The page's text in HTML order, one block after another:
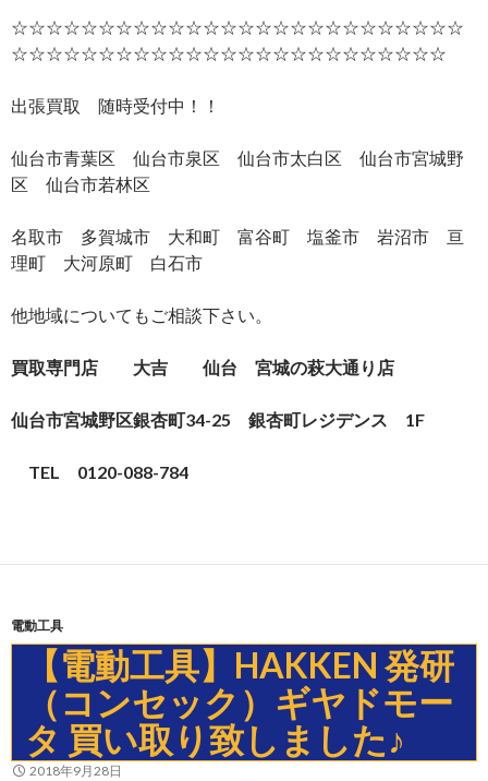
☆☆☆☆☆☆☆☆☆☆☆☆☆☆☆☆☆☆☆☆☆☆☆☆☆☆
☆☆☆☆☆☆☆☆☆☆☆☆☆☆☆☆☆☆☆☆☆☆☆☆☆
出張買取 随時受付中！！
仙台市青葉区 仙台市泉区 仙台市太白区 仙台市宮城野
区 仙台市若林区
名取市 多賀城市 大和町 富谷町 塩釜市 岩沼市 亘
理町 大河原町 白石市
他地域についてもご相談下さい。
買取専門店 大吉 仙台 宮城の萩大通り店
仙台市宮城野区銀杏町34-25 銀杏町レジデンス 1F
TEL 0120-088-784
電動工具
【電動工具】HAKKEN 発研
（コンセック）ギヤドモー
タ 買い取り致しました♪
2018年9月28日